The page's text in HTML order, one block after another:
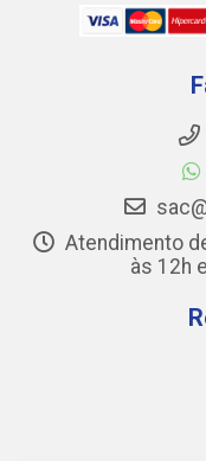
Atendimento
às 12h